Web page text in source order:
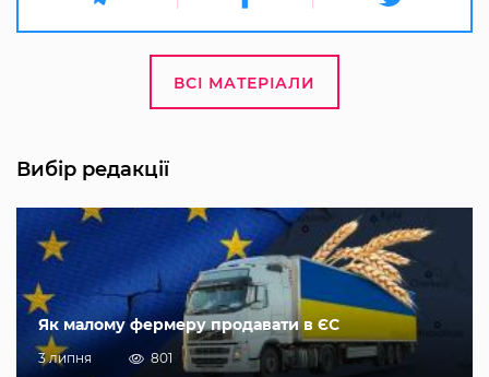
ВСІ МАТЕРІАЛИ
Вибір редакції
Як малому фермеру продавати в ЄС
3 липня 801